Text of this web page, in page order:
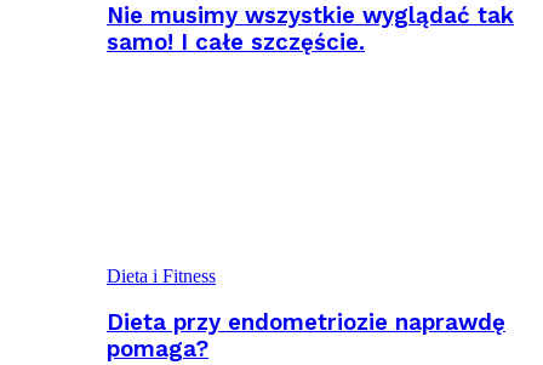
Nie musimy wszystkie wyglądać tak
samo! I całe szczęście.
Dieta i Fitness
Dieta przy endometriozie naprawdę
pomaga?